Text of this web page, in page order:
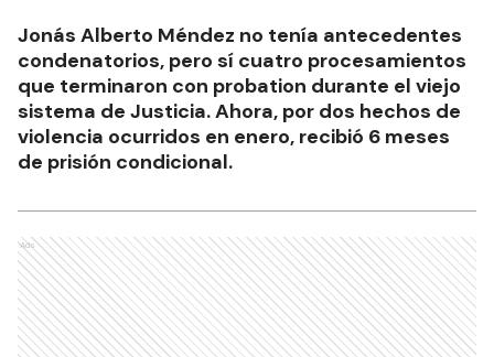
Jonás Alberto Méndez no tenía antecedentes
condenatorios, pero sí cuatro procesamientos
que terminaron con probation durante el viejo
sistema de Justicia. Ahora, por dos hechos de
violencia ocurridos en enero, recibió 6 meses
de prisión condicional.
Ads